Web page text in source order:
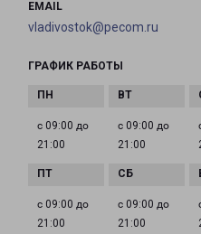
EMAIL
vladivostok@pecom.ru
ГРАФИК РАБОТЫ
с 09:00 до
21:00
с 09:00 до
21:00
с 09:00 до
21:00
с 09:00 до
21:00